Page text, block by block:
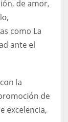
de amor,
como La
ante el
la
de
excelencia,